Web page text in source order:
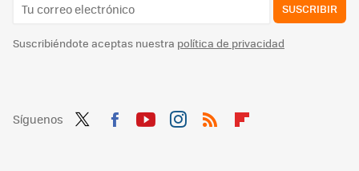
SUSCRIBIR
Suscribiéndote aceptas nuestra política de privacidad
Síguenos